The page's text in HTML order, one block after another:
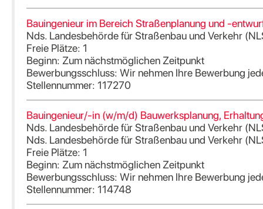
Bauingenieur im Bereich Straßenplanung und -
Nds. Landesbehörde für Straßenbau und Verkehr
Freie Plätze: 1
Beginn: Zum nächstmöglichen Zeitpunkt
Bewerbungsschluss: Wir nehmen Ihre Bewerbung
Stellennummer: 117270
Bauingenieur/-in (w/m/d) Bauwerksplanung,
Nds. Landesbehörde für Straßenbau und Verkehr
Nds. Landesbehörde für Straßenbau und Verkehr
Freie Plätze: 1
Beginn: Zum nächstmöglichen Zeitpunkt
Bewerbungsschluss: Wir nehmen Ihre Bewerbung
Stellennummer: 114748